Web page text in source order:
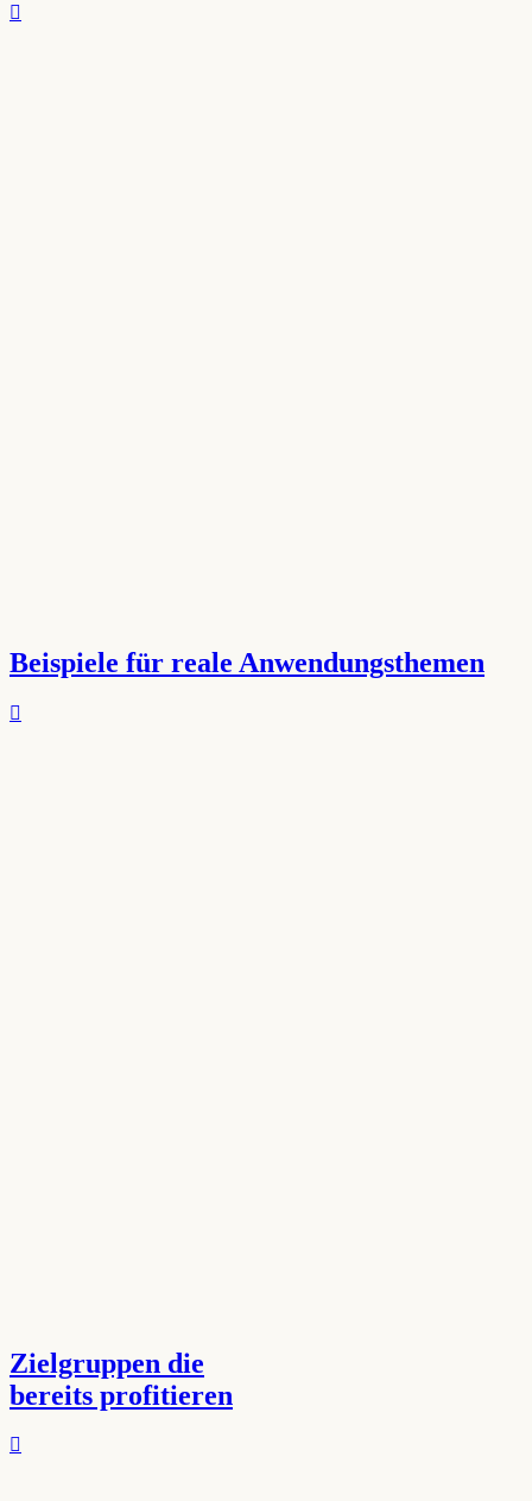
Beispiele für reale Anwendungsthemen
Zielgruppen die
bereits profitieren